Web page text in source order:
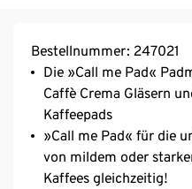
Bestellnummer: 247021
Die »Call me Pad«
Caffè Crema Gläsern
Kaffeepads
»Call me Pad« für die
von mildem oder
Kaffees gleichzeitig!